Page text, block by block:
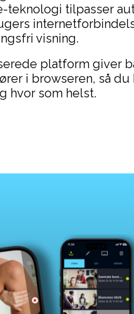
teknologi tilpasser
visning.
platform giver
i browseren, så
hvor som helst.